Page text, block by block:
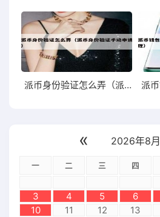
派币身份验证怎么弄（派币身份验证手动申请）
« 2026年8月
一 二 三 四
3
4 5 6
10
11 12 13